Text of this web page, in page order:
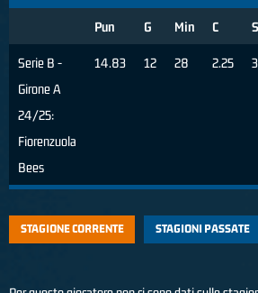
Pun G Min C S
Serie B -
Girone A
24/25:
Fiorenzuola
Bees
14.83 12 28 2.25
STAGIONE CORRENTE STAGIONI PASSATE